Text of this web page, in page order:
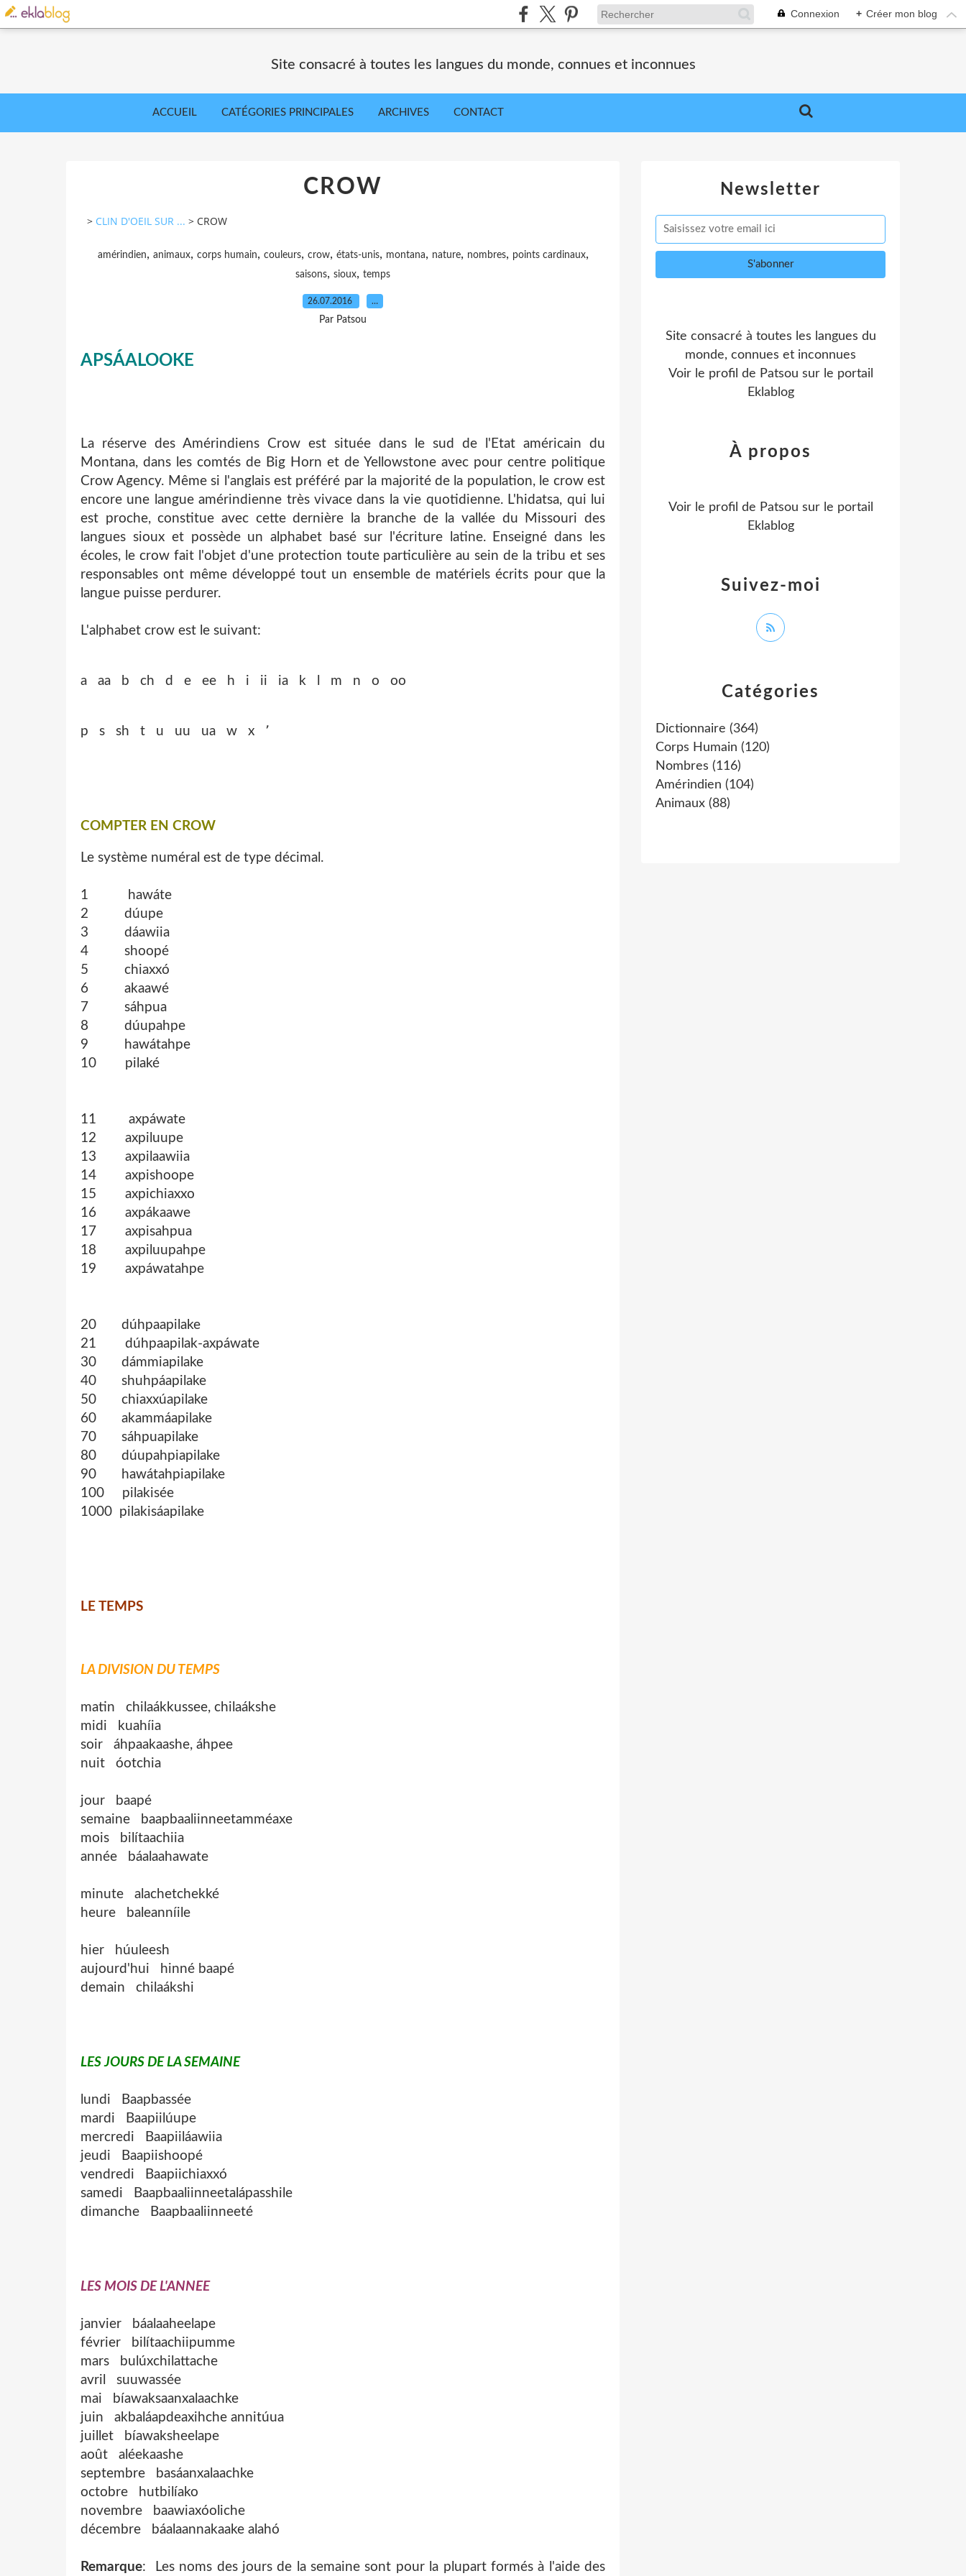
Connexion + Créer mon blog
Site consacré à toutes les langues du monde, connues et inconnues
ACCUEIL CATÉGORIES PRINCIPALES ARCHIVES CONTACT
CROW
> CLIN D'OEIL SUR ... > CROW
amérindien, animaux, corps humain, couleurs, crow, états-unis, montana, nature, nombres, points cardinaux,
saisons, sioux, temps
26.07.2016 …
Par Patsou
APSÁALOOKE
La réserve des Amérindiens Crow est située dans le sud de l'Etat américain du
Montana, dans les comtés de Big Horn et de Yellowstone avec pour centre politique
Crow Agency. Même si l'anglais est préféré par la majorité de la population, le crow est
encore une langue amérindienne très vivace dans la vie quotidienne. L'hidatsa, qui lui
est proche, constitue avec cette dernière la branche de la vallée du Missouri des
langues sioux et possède un alphabet basé sur l'écriture latine. Enseigné dans les
écoles, le crow fait l'objet d'une protection toute particulière au sein de la tribu et ses
responsables ont même développé tout un ensemble de matériels écrits pour que la
langue puisse perdurer.
L'alphabet crow est le suivant:
a aa b ch d e ee h i ii ia k l m n o oo
p s sh t u uu ua w x ՚
COMPTER EN CROW
Le système numéral est de type décimal.
1 hawáte
2 dúupe
3 dáawiia
4 shoopé
5 chiaxxó
6 akaawé
7 sáhpua
8 dúupahpe
9 hawátahpe
10 pilaké
11 axpáwate
12 axpiluupe
13 axpilaawiia
14 axpishoope
15 axpichiaxxo
16 axpákaawe
17 axpisahpua
18 axpiluupahpe
19 axpáwatahpe
20 dúhpaapilake
21 dúhpaapilak-axpáwate
30 dámmiapilake
40 shuhpáapilake
50 chiaxxúapilake
60 akammáapilake
70 sáhpuapilake
80 dúupahpiapilake
90 hawátahpiapilake
100 pilakisée
1000 pilakisáapilake
LE TEMPS
LA DIVISION DU TEMPS
matin chilaákkussee, chilaákshe
midi kuahíia
soir áhpaakaashe, áhpee
nuit óotchia
jour baapé
semaine baapbaaliinneetamméaxe
mois bilítaachiia
année báalaahawate
minute alachetchekké
heure baleanníile
hier húuleesh
aujourd'hui hinné baapé
demain chilaákshi
LES JOURS DE LA SEMAINE
lundi Baapbassée
mardi Baapiilúupe
mercredi Baapiiláawiia
jeudi Baapiishoopé
vendredi Baapiichiaxxó
samedi Baapbaaliinneetalápasshile
dimanche Baapbaaliinneeté
LES MOIS DE L'ANNEE
janvier báalaaheelape
février bilítaachiipumme
mars bulúxchilattache
avril suuwassée
mai bíawaksaanxalaachke
juin akbaláapdeaxihche annitúua
juillet bíawaksheelape
août aléekaashe
septembre basáanxalaachke
octobre hutbilíako
novembre baawiaxóoliche
décembre báalaannakaake alahó
Remarque: Les noms des jours de la semaine sont pour la plupart formés à l'aide des
Newsletter
Catégories
Dictionnaire (364)
Corps Humain (120)
Nombres (116)
Amérindien (104)
Animaux (88)
Site consacré à toutes les langues du
monde, connues et inconnues
Voir le profil de Patsou sur le portail
Eklablog
Suivez-moi
À propos
Voir le profil de Patsou sur le portail
Eklablog